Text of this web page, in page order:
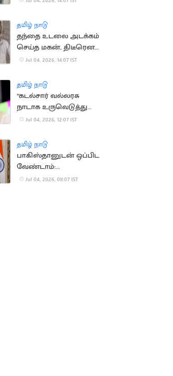
தமிழ் நாடு
தந்தை உடலை அடக்கம்
செய்த மகன்.. திடீரென
உயிருடன் திரும்பியதால்
Jul 04, 2026, 14:07 IST
தமிழ் நாடு
“கடல்சார் வல்லரசு
நாடாக உருவெடுத்து
வரும் இந்தியா”.. மத்திய
Jul 04, 2026, 12:07 IST
தமிழ் நாடு
பாகிஸ்தானுடன் ஒப்பிட
வேண்டாம்:
சீனாவுக்கான இந்திய
Jul 04, 2026, 08:07 IST